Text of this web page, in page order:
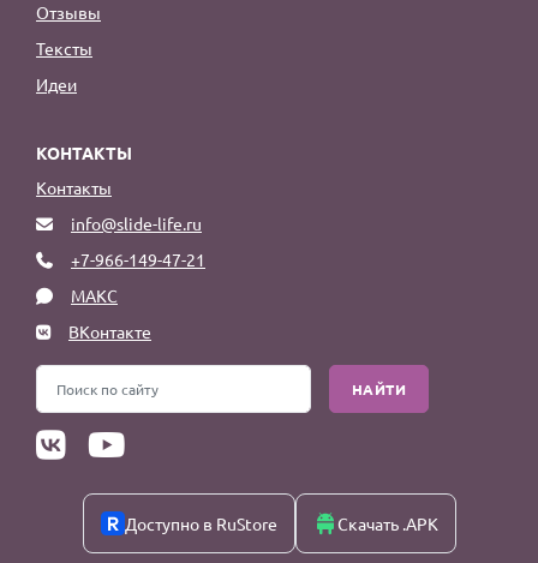
Отзывы
Тексты
Идеи
КОНТАКТЫ
Контакты
info@slide-life.ru
+7-966-149-47-21
МАКС
ВКонтакте
НАЙТИ
Доступно в RuStore Скачать .APK